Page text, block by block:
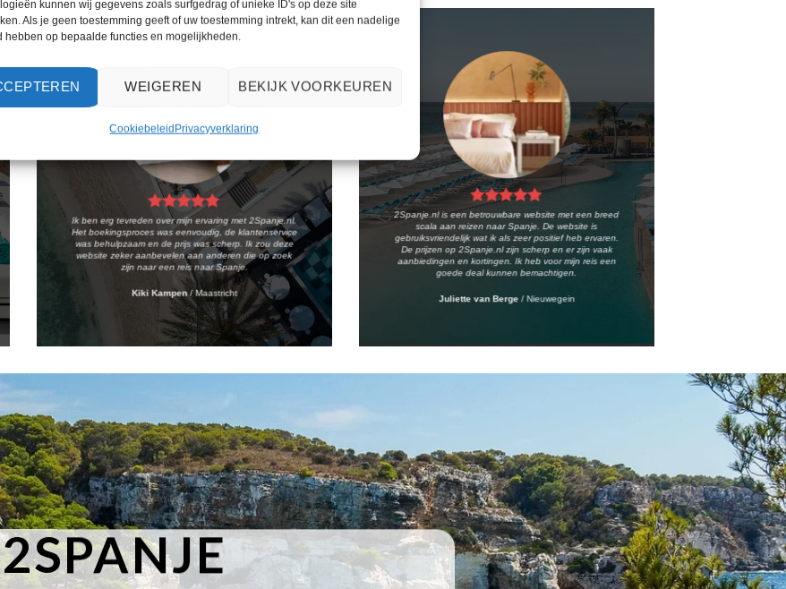
kunnen wij gegevens zoals surfgedrag of unieke ID's op deze site
Als je geen toestemming geeft of uw toestemming intrekt, kan dit een nadelige
hebben op bepaalde functies en mogelijkheden.
WEIGEREN BEKIJK VOORKEUREN
CookiebeleidPrivacyverklaring
Ik ben erg tevreden over mijn ervaring met 2Spanje.nl.
Het boekingsproces was eenvoudig, de klantenservice
was behulpzaam en de prijs was scherp. Ik zou deze
website zeker aanbevelen aan anderen die op zoek
zijn naar een reis naar Spanje.
Kiki Kampen /Maastricht
2Spanje.nl is een betrouwbare website met een breed
scala aan reizen naar Spanje. De website is
gebruiksvriendelijk wat ik als zeer positief heb ervaren.
De prijzen op 2Spanje.nl zijn scherp en er zijn vaak
aanbiedingen en kortingen. Ik heb voor mijn reis een
goede deal kunnen bemachtigen.
Juliette van Berge /Nieuwegein